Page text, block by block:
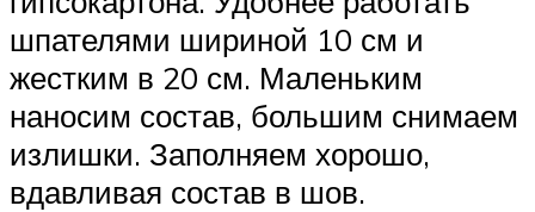
шпателями шириной 10 см и
жестким в 20 см. Маленьким
наносим состав, большим снимаем
излишки. Заполняем хорошо,
вдавливая состав в шов.